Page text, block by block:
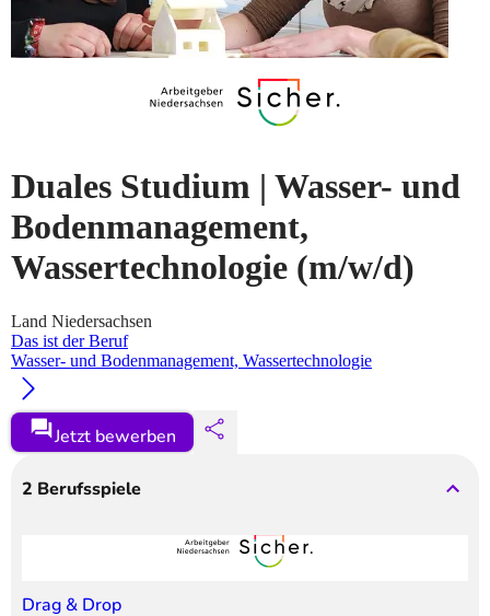
Duales Studium | Wasser- und
Bodenmanagement,
Wassertechnologie (m/w/d)
Land Niedersachsen
Das ist der Beruf
Wasser- und Bodenmanagement, Wassertechnologie
Jetzt bewerben
2 Berufsspiele
Drag & Drop